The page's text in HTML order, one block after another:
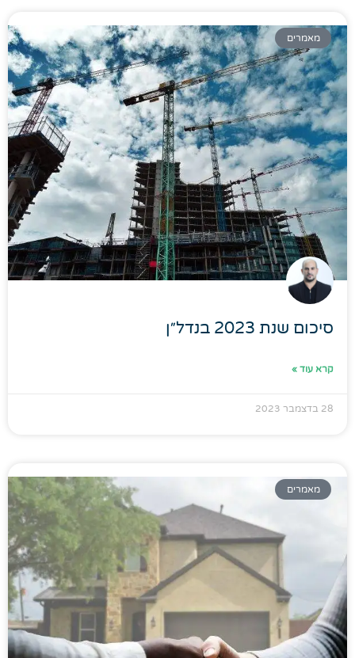
מאמרים
סיכום שנת 2023 בנדל״ן
קרא עוד »
28 בדצמבר 2023
מאמרים